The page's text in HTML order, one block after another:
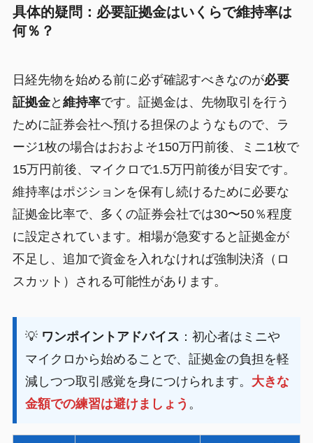
具体的疑問：必要証拠金はいくらで維持率は
何％？
日経先物を始める前に必ず確認すべきなのが必要
証拠金と 維持率です。証拠金は、先物取引を行う
ために証券会社へ預ける担保のようなもので、ラ
ージ1枚の場合はおおよそ150万円前後、ミニ1枚で
15万円前後、マイクロで1.5万円前後が目安です。
維持率はポジションを保有し続けるために必要な
証拠金比率で、多くの証券会社では30〜50％程度
に設定されています。相場が急変すると証拠金が
不足し、追加で資金を入れなければ強制決済（ロ
スカット）される可能性があります。
💡 ワンポイントアドバイス ：初心者はミニや
マイクロから始めることで、証拠金の負担を軽
減しつつ取引感覚を身につけられます。 大きな
金額での練習は避けましょう 。